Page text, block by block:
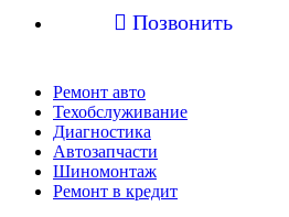
 Позвонить
Ремонт авто
Техобслуживание
Диагностика
Автозапчасти
Шиномонтаж
Ремонт в кредит